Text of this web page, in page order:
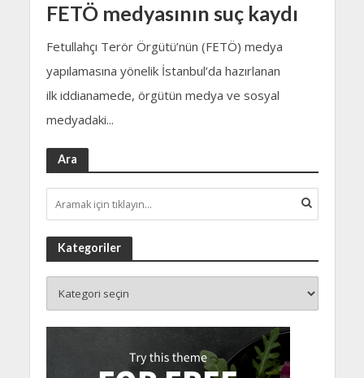
FETÖ medyasının suç kaydı
Fetullahçı Terör Örgütü’nün (FETÖ) medya
yapılamasına yönelik İstanbul’da hazırlanan
ilk iddianamede, örgütün medya ve sosyal
medyadaki...
Ara
Kategoriler